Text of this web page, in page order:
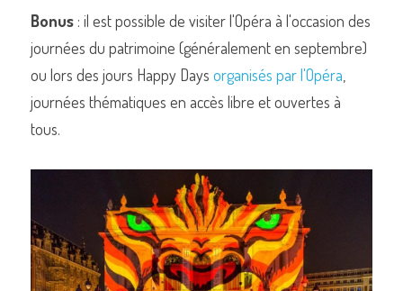
Bonus : il est possible de visiter l'Opéra à l'occasion des
journées du patrimoine (généralement en septembre)
ou lors des jours Happy Days organisés par l'Opéra
journées thématiques en accès libre et ouvertes à
tous.